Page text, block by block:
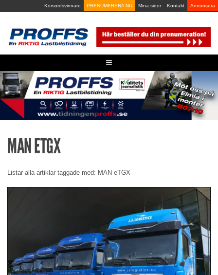
to
Korsordsvinnare PRENUMERERA NU Mina sidor Kontakt Annonsera
≡
MAN ETGX
Listar alla artiklar taggade med: MAN eTGX